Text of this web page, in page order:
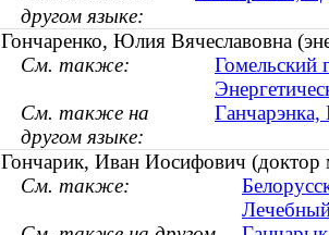
другом языке:
Гончаренко, Юлия Вячеславовна
См. также:
Гомельский
См. также на
другом языке:
Ганчарэнка,
Гончарик, Иван Иосифович (доктор
См. также: